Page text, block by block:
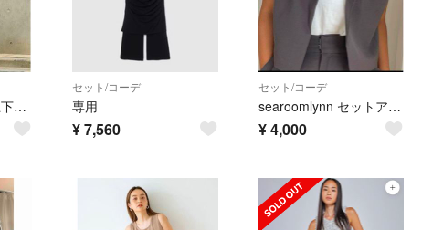
シールームリン 上下セット
セット/コーデ
専用
¥7,560
セット/コーデ
searoomlynn セットアップ ジャケット ノースリーブ パンツ シールー
¥4,000